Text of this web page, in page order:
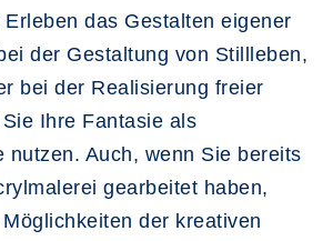
das Gestalten eigener
der Gestaltung von Stillleben,
bei der Realisierung freier
Ihre Fantasie als
nutzen. Auch, wenn Sie bereits
gearbeitet haben,
der kreativen